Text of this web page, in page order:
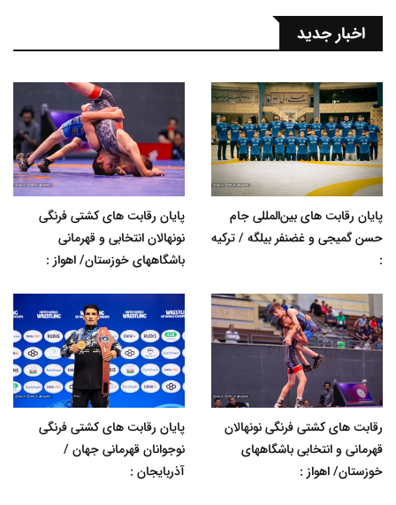
اخبار جدید
پایان رقابت های بین‌المللی جام
حسن گمیجی و غضنفر بیلگه / ترکیه
:
پایان رقابت های کشتی فرنگی
نونهالان انتخابی و قهرمانی
باشگاههای خوزستان/ اهواز :
رقابت های کشتی فرنگی نونهالان
قهرمانی و انتخابی باشگاههای
خوزستان/ اهواز :
پایان رقابت های کشتی فرنگی
نوجوانان قهرمانی جهان /
آذربایجان :